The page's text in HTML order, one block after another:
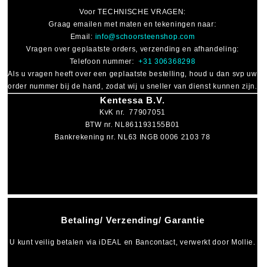
Betaling/ Verzending/ Garantie
U kunt veilig betalen viaiDEAL en Bancontact, verwerkt door Mollie.
VoorTECHNISCHE VRAGEN :
Graag emailen met maten en tekeningen naar:
Email: info@schoorsteenshop.com
Vragen over geplaatste orders, verzending en afhandeling:
Telefoon nummer:+31 306368298
Als u vragen heeft over een geplaatste bestelling, houd u dan svp uw
order nummer bij de hand, zodat wij u sneller van dienst kunnen zijn.
Kentessa B.V.
KvK nr. 77907051
BTW nr. NL861193155B01
Bankrekening nr. NL63 INGB 0006 2103 78